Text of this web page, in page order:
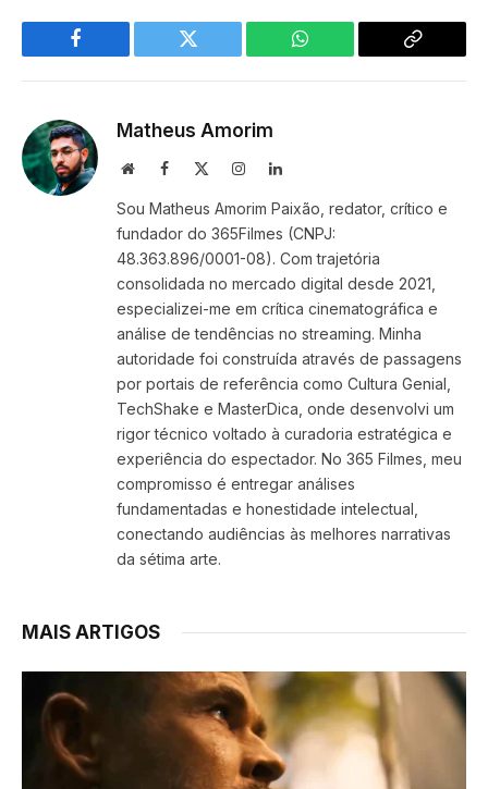
Facebook Twitter WhatsApp
Copy
Matheus Amorim
WebsiteFacebook InstagramLinkedIn
Sou Matheus Amorim Paixão, redator, crítico e
fundador do 365Filmes (CNPJ:
48.363.896/0001-08). Com trajetória
consolidada no mercado digital desde 2021,
especializei-me em crítica cinematográfica e
análise de tendências no streaming. Minha
autoridade foi construída através de passagens
por portais de referência como Cultura Genial,
TechShake e MasterDica, onde desenvolvi um
rigor técnico voltado à curadoria estratégica e
experiência do espectador. No 365 Filmes, meu
compromisso é entregar análises
fundamentadas e honestidade intelectual,
conectando audiências às melhores narrativas
da sétima arte.
MAIS ARTIGOS